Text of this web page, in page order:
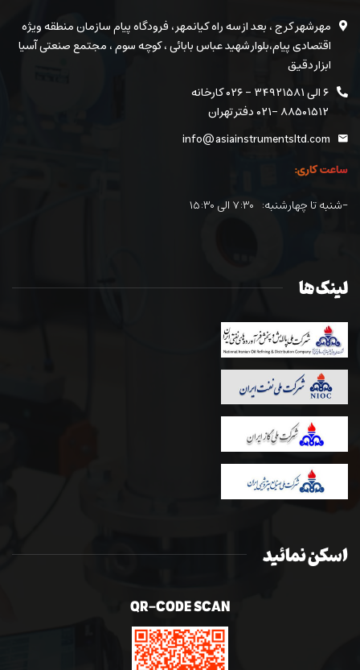
مهرشهر کرج ، بعد از سه راه کیانمهر ، فرودگاه پیام سازمان منطقه ویژه
اقتصادی پیام،بلوار شهید عباس بابائی ، کوچه سوم ، مجتمع صنعتی آسیا
ابزار دقیق
۶ الی ۳۴۹۲۱۵۸۱ - ۰۲۶ کارخانه
۸۸۵۰۱۵۱۲ -۰۲۱ دفتر تهران
info@asiainstrumentsltd.com
ساعت کاری:
-شنبه تا چهارشنبه: ۷:۳۰ الی ۱۵:۳۰
لینک ها
اسکن نمائید
QR-CODE SCAN